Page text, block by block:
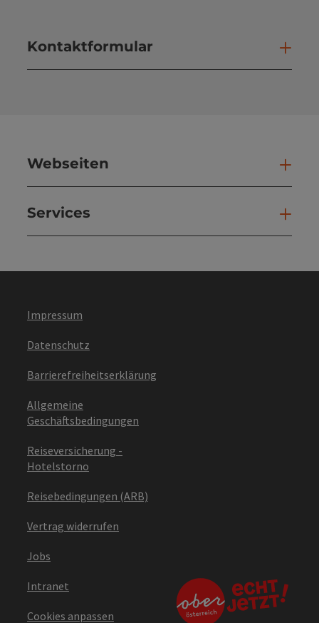
Kontaktformular
Webseiten
Services
Impressum
Datenschutz
Barrierefreiheitserklärung
Allgemeine
Geschäftsbedingungen
Reiseversicherung -
Hotelstorno
Reisebedingungen (ARB)
Vertrag widerrufen
Jobs
Intranet
Cookies anpassen